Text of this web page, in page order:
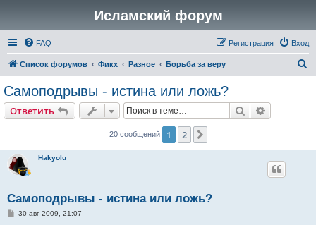
Исламский форум
FAQ Вход
Регистрация
Список форумов Фикх Разное Борьба за веру
Самоподрывы - истина или ложь?
Ответить Поиск
20 сообщений 1 2
Hakyolu
Самоподрывы - истина или ложь?
С30 авг 2009, 21:07